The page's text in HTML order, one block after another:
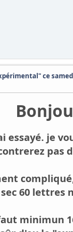
ce
essayé. je
pas
60 lettres
minimun